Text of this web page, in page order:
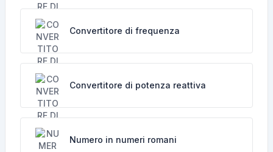
Convertitore di frequenza
Convertitore di potenza reattiva
Numero in numeri romani